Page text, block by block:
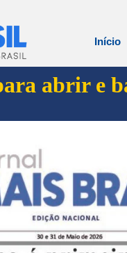
Início
abrir e